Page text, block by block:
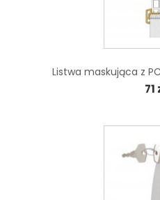
Listwa maskująca z
71